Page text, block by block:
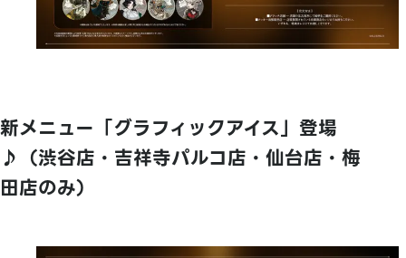
新メニュー「グラフィックアイス」登場
♪（渋谷店・吉祥寺パルコ店・仙台店・梅
田店のみ）